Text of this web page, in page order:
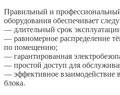
Правильный и
оборудования обеспечивает
— длительный срок
— равномерное распределение
по помещению;
— гарантированная
— простой доступ для
— эффективное взаимодействие
блока.